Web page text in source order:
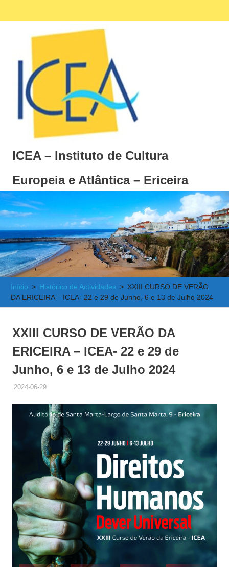
ICEA – Instituto de Cultura
Europeia e Atlântica – Ericeira
Instituto
de
Cultura
Europeia
e
Atlântica
Início Histórico de Actividades
XXIII CURSO DE VERÃO
DA ERICEIRA – ICEA- 22 e 29 de Junho, 6 e 13 de Julho 2024
XXIII CURSO DE VERÃO DA
ERICEIRA – ICEA- 22 e 29 de
Junho, 6 e 13 de Julho 2024
2024-06-29ADMINISTRADOR
HISTÓRICO DE ACTIVIDADES